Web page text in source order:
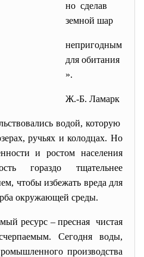
но сделав
земной шар
непригодным
для обитания
».
Ж.-Б. Ламарк
водой, которую
ручьях и колодцах. Но
и ростом населения
гораздо тщательнее
чтобы избежать вреда для
окружающей среды.
ресурс – пресная чистая
Сегодня воды,
производства